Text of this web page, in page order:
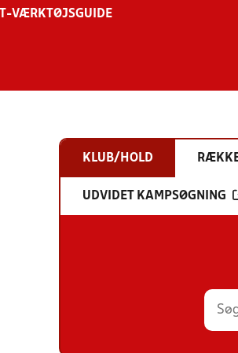
IT-VÆRKTØJSGUIDE
KLUB/HOLD
UDVIDET KAMPSØGNING